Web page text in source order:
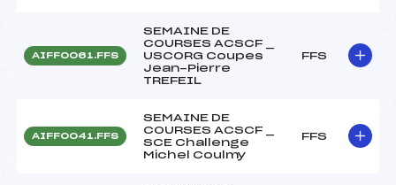
AIFF0061.FFS
SEMAINE DE
COURSES ACSCF _
USCORG Coupes
Jean-Pierre
TREFEIL
FFS
AIFF0041.FFS
SEMAINE DE
COURSES ACSCF _
SCE Challenge
Michel Coulmy
FFS